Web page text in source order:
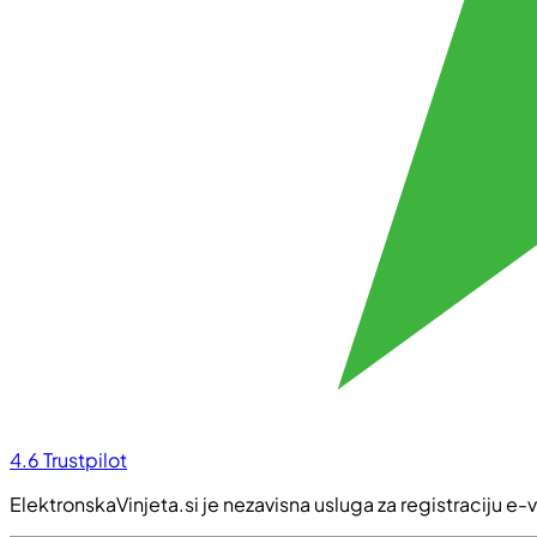
4.6Trustpilot
ElektronskaVinjeta.si je nezavisna usluga za registraciju